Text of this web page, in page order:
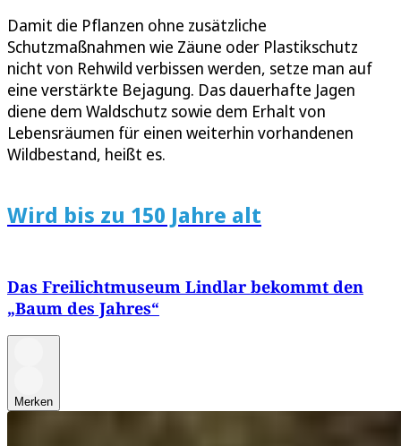
Damit die Pflanzen ohne zusätzliche
Schutzmaßnahmen wie Zäune oder Plastikschutz
nicht von Rehwild verbissen werden, setze man auf
eine verstärkte Bejagung. Das dauerhafte Jagen
diene dem Waldschutz sowie dem Erhalt von
Lebensräumen für einen weiterhin vorhandenen
Wildbestand, heißt es.
Wird bis zu 150 Jahre alt
Das Freilichtmuseum Lindlar bekommt den
„Baum des Jahres“
Merken